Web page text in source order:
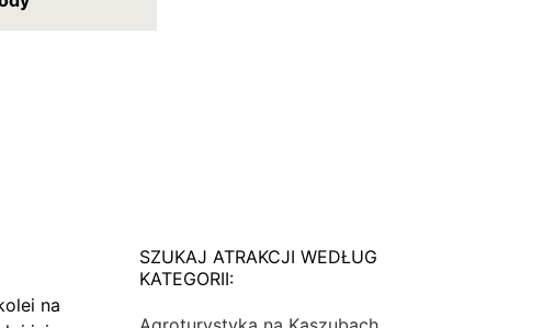
na
SZUKAJ ATRAKCJI WEDŁUG
KATEGORII: